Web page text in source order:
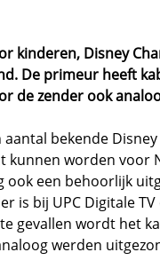
kinderen, Disney
De primeur heeft
de zender ook
bekende
kunnen worden voor
een behoorlijk
is bij UPC Digitale
gevallen wordt het
werden